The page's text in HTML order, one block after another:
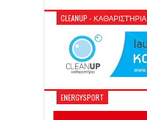
CLEANUP - ΚΑΘΑΡΙΣΤΉΡΙΑ
ENERGYSPORT